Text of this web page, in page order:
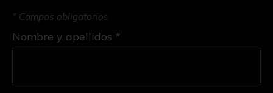
* Campos obligatorios
Nombre y apellidos *